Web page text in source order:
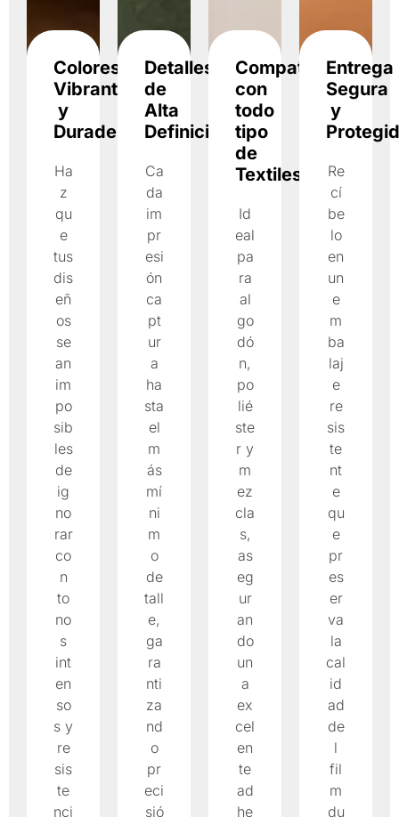
Colores
Vibrantes
y
Duraderos
Ha
z
qu
e
tus
dis
eñ
os
se
an
im
po
sib
les
de
ig
no
rar
co
n
to
no
s
int
en
so
s y
re
sis
te
nci
Detalles
de
Alta
Definición
Ca
da
im
pr
esi
ón
ca
pt
ur
a
ha
sta
el
m
ás
mí
ni
m
o
de
tall
e,
ga
ra
nti
za
nd
o
pr
eci
sió
Compatible
con
todo
tipo
de
Textiles
Id
eal
pa
ra
al
go
dó
n,
po
lié
ste
r y
m
ez
cla
s,
as
eg
ur
an
do
un
a
ex
cel
en
te
ad
he
Entrega
Segura
y
Re
cí
be
lo
en
un
e
m
ba
laj
e
re
sis
te
nt
e
qu
e
pr
es
er
va
la
cal
id
ad
de
l
fil
m
du